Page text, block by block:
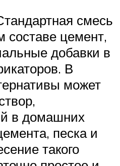
смесь
составе цемент,
добавки в
В
может
в домашних
песка и
такого